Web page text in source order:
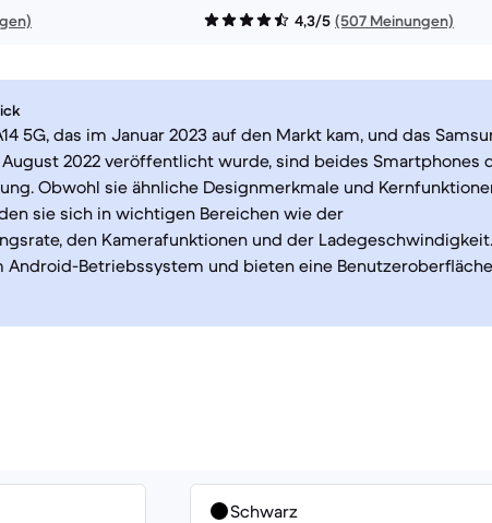
4,3/5 (507 Meinungen)
5G, das im Januar 2023 auf den Markt kam, und das
August 2022 veröffentlicht wurde, sind beides Smartphones
Obwohl sie ähnliche Designmerkmale und
sie sich in wichtigen Bereichen wie der
den Kamerafunktionen und der
Betriebssystem und bieten eine
Schwarz